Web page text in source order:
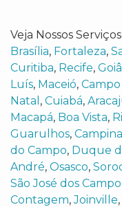
Veja Nossos
Brasília, Fortaleza,
Curitiba, Recife,
Luís, Maceió,
Natal , Cuiabá,
Macapá, Boa Vista,
Guarulhos,
do Campo, Duque
André, Osasco,
São José dos
Contagem,Joinville,